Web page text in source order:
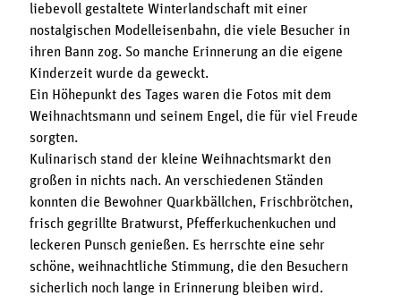
liebevoll gestaltete Winterlandschaft mit einer
nostalgischen Modelleisenbahn, die viele Besucher in
ihren Bann zog. So manche Erinnerung an die eigene
Kinderzeit wurde da geweckt.
Ein Höhepunkt des Tages waren die Fotos mit dem
Weihnachtsmann und seinem Engel, die für viel Freude
sorgten.
Kulinarisch stand der kleine Weihnachtsmarkt den
großen in nichts nach. An verschiedenen Ständen
konnten die Bewohner Quarkbällchen, Frischbrötchen,
frisch gegrillte Bratwurst, Pfefferkuchenkuchen und
leckeren Punsch genießen. Es herrschte eine sehr
schöne, weihnachtliche Stimmung, die den Besuchern
sicherlich noch lange in Erinnerung bleiben wird.